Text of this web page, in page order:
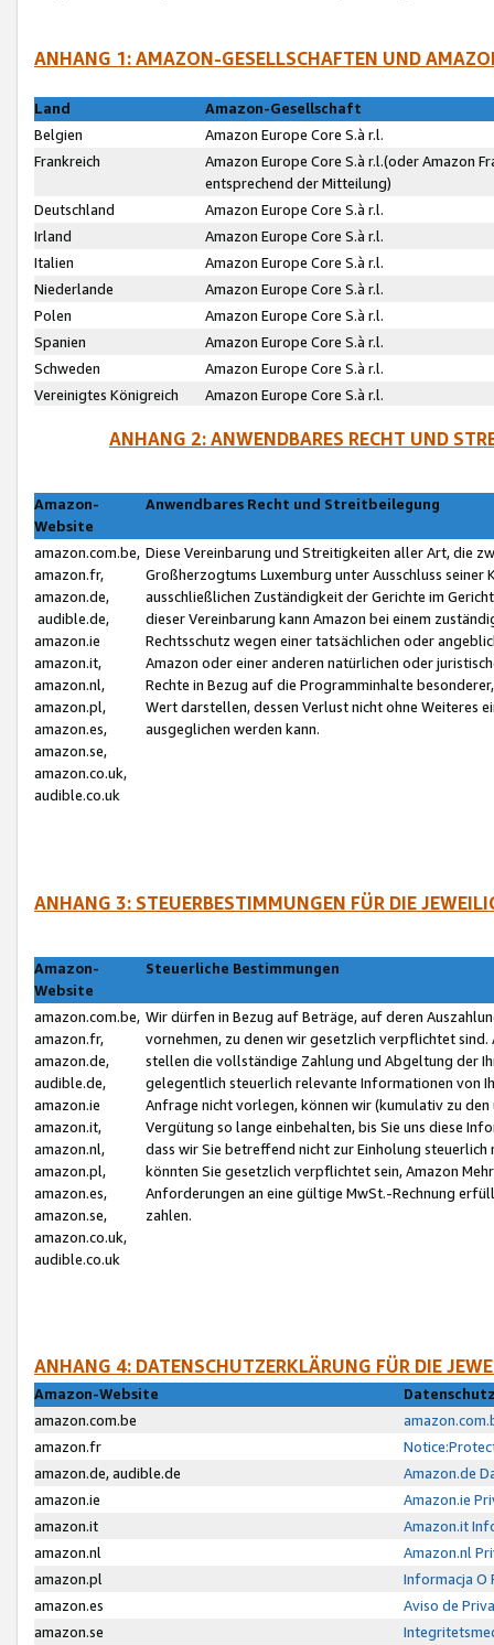
ANHANG 1: AMAZON-GESELLSCHAFTEN UND
Land
Amazon-Gesellschaft
Belgien
Amazon Europe Core S.à r.l.
Frankreich
Amazon Europe Core S.à r.l.(oder Amazon
entsprechend der Mitteilung)
Deutschland
Amazon Europe Core S.à r.l.
Irland
Amazon Europe Core S.à r.l.
Italien
Amazon Europe Core S.à r.l.
Niederlande
Amazon Europe Core S.à r.l.
Polen
Amazon Europe Core S.à r.l.
Spanien
Amazon Europe Core S.à r.l.
Schweden
Amazon Europe Core S.à r.l.
Vereinigtes Königreich
Amazon Europe Core S.à r.l.
ANHANG 2: ANWENDBARES RECHT UND
Amazon-
Website
Anwendbares Recht und Streitbeilegung
amazon.com.be,
amazon.fr,
amazon.de,
audible.de,
amazon.ie
amazon.it,
amazon.nl,
amazon.pl,
amazon.es,
amazon.se,
amazon.co.uk,
audible.co.uk
Diese Vereinbarung und Streitigkeiten aller Art, die
Großherzogtums Luxemburg unter Ausschluss
ausschließlichen Zuständigkeit der Gerichte im
dieser Vereinbarung kann Amazon bei einem
Rechtsschutz wegen einer tatsächlichen oder
Amazon oder einer anderen natürlichen oder
Rechte in Bezug auf die Programminhalte
Wert darstellen, dessen Verlust nicht ohne Weiteres
ausgeglichen werden kann.
ANHANG 3: STEUERBESTIMMUNGEN FÜR DIE
Amazon-
Website
Steuerliche Bestimmungen
amazon.com.be,
amazon.fr,
amazon.de,
audible.de,
amazon.ie
amazon.it,
amazon.nl,
amazon.pl,
amazon.es,
amazon.se,
amazon.co.uk,
audible.co.uk
Wir dürfen in Bezug auf Beträge, auf deren
vornehmen, zu denen wir gesetzlich verpflichtet
stellen die vollständige Zahlung und Abgeltung der
gelegentlich steuerlich relevante Informationen von
Anfrage nicht vorlegen, können wir (kumulativ zu
Vergütung so lange einbehalten, bis Sie uns diese
dass wir Sie betreffend nicht zur Einholung
könnten Sie gesetzlich verpflichtet sein, Amazon
Anforderungen an eine gültige MwSt.-Rechnung
zahlen.
ANHANG 4: DATENSCHUTZERKLÄRUNG FÜR DIE
Amazon-Website
amazon.com.be
amazon.fr
amazon.de, audible.de
Amazon.de
amazon.ie
Amazon.ie
amazon.it
Amazon.it
amazon.nl
Amazon.nl
amazon.pl
Informacja O
amazon.es
Aviso de
amazon.se